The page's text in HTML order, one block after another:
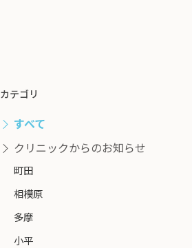
カテゴリ
すべて
クリニックからのお知らせ
町田
相模原
多摩
小平